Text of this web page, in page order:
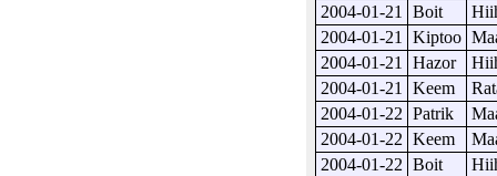
2004-01-21
Boit
2004-01-21
Kiptoo
2004-01-21
Hazor
2004-01-21
Keem
2004-01-22
Patrik
2004-01-22
Keem
2004-01-22
Boit